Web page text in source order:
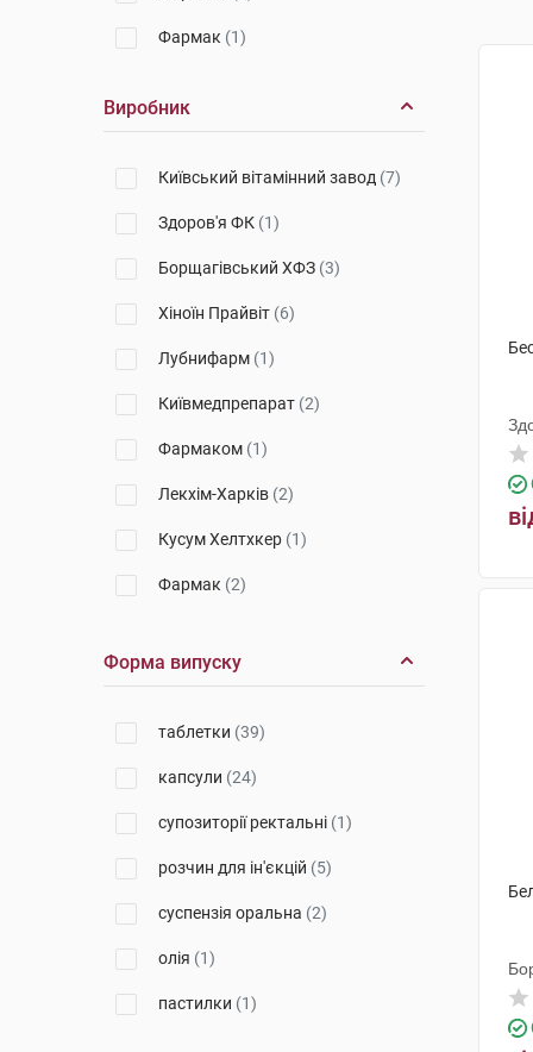
Фармак (1)
Виробник
Київський вітамінний завод (7)
Здоров'я ФК (1)
Борщагівський ХФЗ (3)
Хіноїн Прайвіт (6)
Лубнифарм (1)
Київмедпрепарат (2)
Фармаком (1)
Лекхім-Харків (2)
Кусум Хелтхкер (1)
Фармак (2)
Каталент Франсе Бенайм СА
Форма випуску
таблетки (39)
капсули (24)
супозиторії ректальні (1)
розчин для ін'єкцій (5)
суспензія оральна (2)
олія (1)
пастилки (1)